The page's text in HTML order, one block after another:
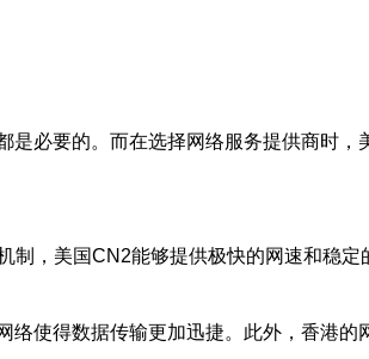
必要的。而在选择网络服务提供商时，
，美国CN2能够提供极快的网速和稳定
使得数据传输更加迅捷。此外，香港的